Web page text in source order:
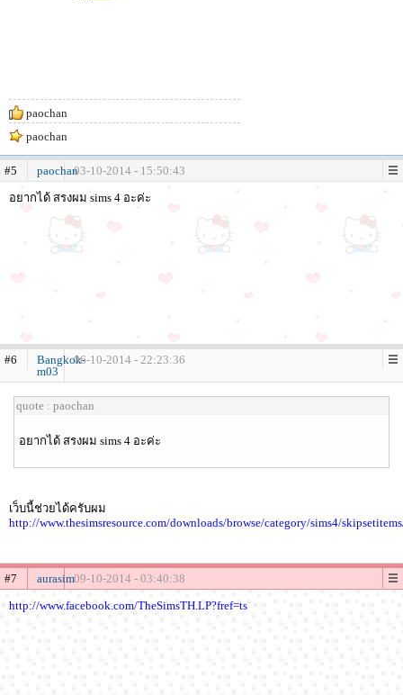
paochan
paochan
#5 paochan03-10-2014 - 15:50:43
อยากได้ สรงผม sims 4 อะค่ะ
#6
Bangkok-
m03
06-10-2014 - 22:23:36
quote : paochan
อยากได้ สรงผม sims 4 อะค่ะ
เว็บนี้ช่วยได้ครับผม
http://www.thesimsresource.com/downloads/browse/category/sims4/
#7 aurasim09-10-2014 - 03:40:38
http://www.facebook.com/TheSimsTH.LP?fref=ts